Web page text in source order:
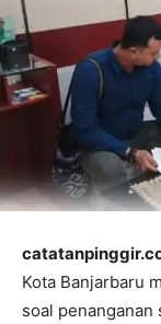
Kota Banjarbaru
soal penanganan